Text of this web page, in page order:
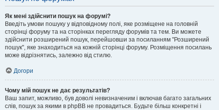
Як мені здійснити пошук на форумі?
Введіть умови пошуку у відповідному полі, яке розміщене на головній
сторінці форуму та на сторінках перегляду форумів та тем. Ви можете
здійснити розширений пошук, перейшовши за посиланням "Розширений
пошук", яке знаходиться на кожній сторінці форуму. Розміщення посилань
може відрізнятись, залежно від стилю.
Догори
Чому мій пошук не дає результатів?
Ваш запит, можливо, був доволі невизначеним і включав багато загальних
слів, пошук за якими в phpBB не провадиться. Будьте більш конкретні і